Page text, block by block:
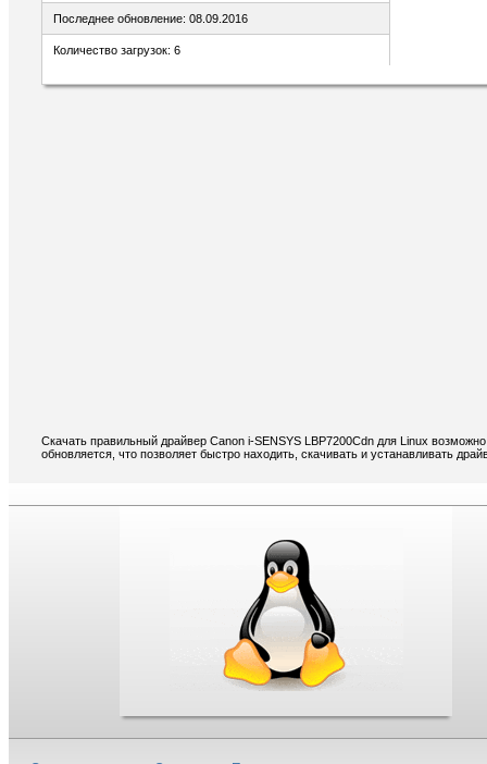
Последнее обновление: 08.09.2016
Количество загрузок: 6
Скачать правильный драйвер Canon i-SENSYS LBP7200Cdn для Linux
обновляется, что позволяет быстро находить, скачивать и устанавливать